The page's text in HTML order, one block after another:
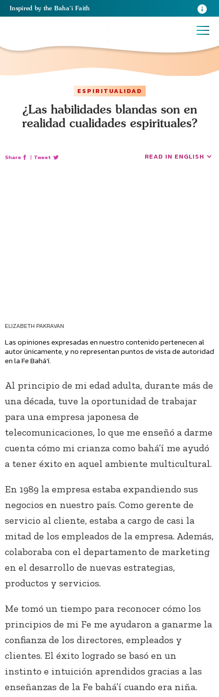
Inspired by the Baha’i Faith
ESPIRITUALIDAD
¿Las habilidades blandas son en
realidad cualidades espirituales?
Share | Tweet READ IN ENGLISH
ELIZABETH PAKRAVAN
Las opiniones expresadas en nuestro contenido pertenecen al
autor únicamente, y no representan puntos de vista de autoridad
en la Fe Bahá’í.
Al principio de mi edad adulta, durante más de
una década, tuve la oportunidad de trabajar
para una empresa japonesa de
telecomunicaciones, lo que me enseñó a darme
cuenta cómo mi crianza como bahá’í me ayudó
a tener éxito en aquel ambiente multicultural.
En 1989 la empresa estaba expandiendo sus
negocios en nuestro país. Como gerente de
servicio al cliente, estaba a cargo de casi la
mitad de los empleados de la empresa. Además,
colaboraba con el departamento de marketing
en el desarrollo de nuevas estrategias,
productos y servicios.
Me tomó un tiempo para reconocer cómo los
principios de mi Fe me ayudaron a ganarme la
confianza de los directores, empleados y
clientes. El éxito logrado se basó en un
instinto e intuición aprendidos gracias a las
enseñanzas de la Fe bahá’í cuando era niña.